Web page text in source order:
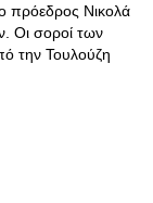
πρόεδρος Νικολά
Οι σοροί των
την Τουλούζη